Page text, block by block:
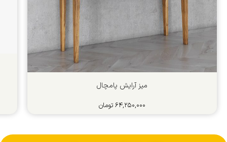
میز آرایش پامچال
۶۴,۲۵۰,۰۰۰ تومان